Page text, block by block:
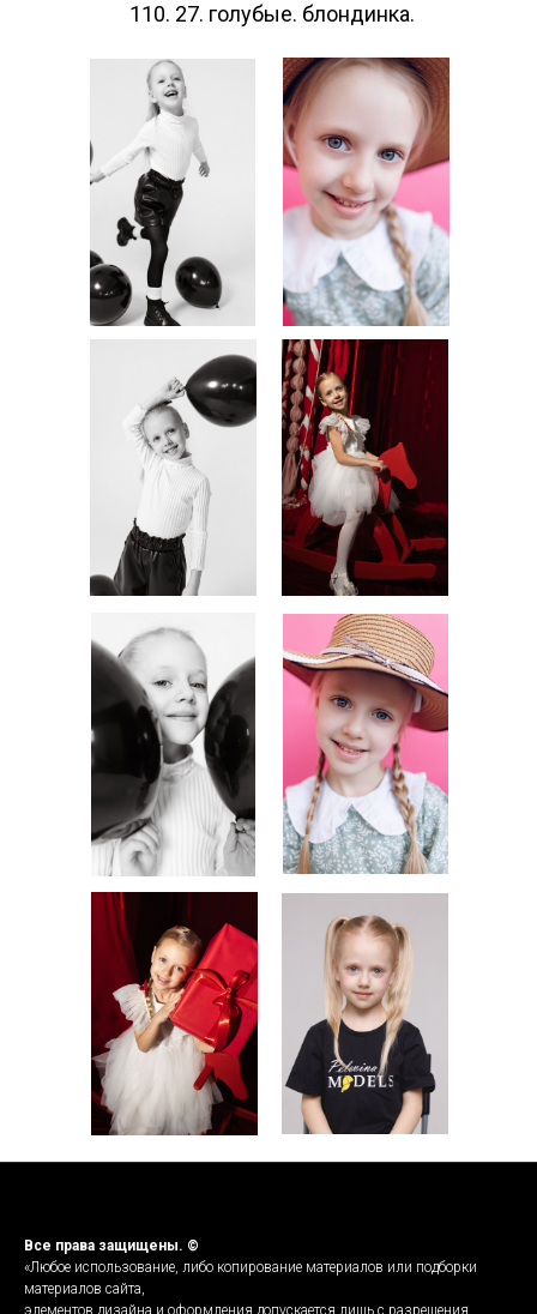
ВИДЕО
КАРТА ЭМОЦИЙ
110. 27. голубые. блондинка.
СНЕПЫ
Все права защищены. ©
«Любое использование, либо копирование материалов или подборки
материалов сайта,